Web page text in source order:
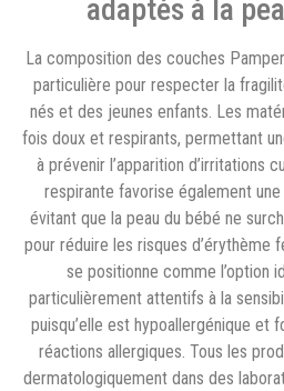
adaptés à la
La composition des couches
particulière pour respecter la
nés et des jeunes enfants. Les
fois doux et respirants, permettant
à prévenir l’apparition d’irritations
respirante favorise également
évitant que la peau du bébé ne
pour réduire les risques d’érythème
se positionne comme l’option
particulièrement attentifs à la
puisqu’elle est hypoallergénique et
réactions allergiques. Tous les
dermatologiquement dans des